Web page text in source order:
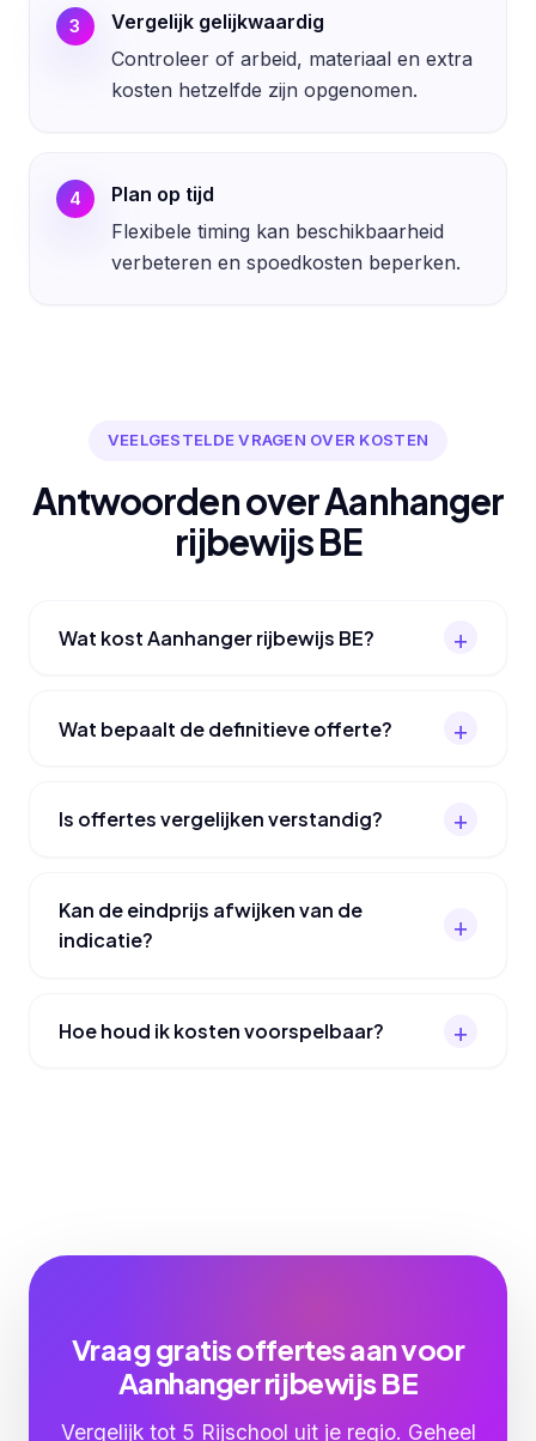
3
Vergelijk gelijkwaardig
Controleer of arbeid, materiaal en extra
kosten hetzelfde zijn opgenomen.
4
Plan op tijd
Flexibele timing kan beschikbaarheid
verbeteren en spoedkosten beperken.
VEELGESTELDE VRAGEN OVER KOSTEN
Antwoorden over Aanhanger
rijbewijs BE
Wat kost Aanhanger rijbewijs BE?
Wat bepaalt de definitieve offerte?
Is offertes vergelijken verstandig?
Kan de eindprijs afwijken van de
indicatie?
Hoe houd ik kosten voorspelbaar?
Vraag gratis offertes aan voor
Aanhanger rijbewijs BE
Vergelijk tot 5 Rijschool uit je regio. Geheel